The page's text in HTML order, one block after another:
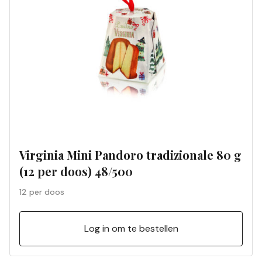
Virginia Mini Pandoro tradizionale 80 g
(12 per doos) 48/500
12 per doos
Log in om te bestellen